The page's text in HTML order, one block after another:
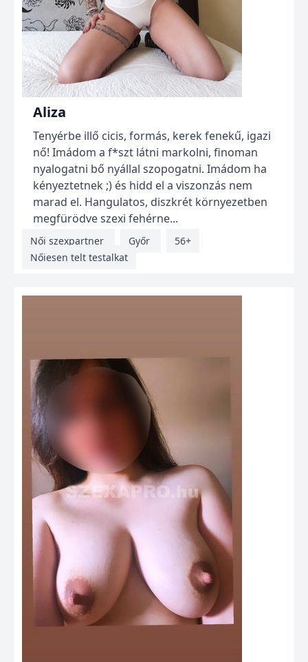
Aliza
Tenyérbe illő cicis, formás, kerek fenekű, igazi
nő! Imádom a f*szt látni markolni, finoman
nyalogatni bő nyállal szopogatni. Imádom ha
kényeztetnek ;) és hidd el a viszonzás nem
marad el. Hangulatos, diszkrét környezetben
megfürödve szexi fehérne...
Női szexpartner Győr
56+
Nőiesen telt testalkat